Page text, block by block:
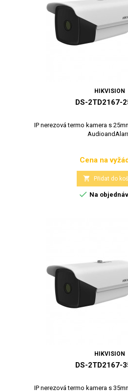
HIKVISION
DS-2TD2167-
IP nerezová termo kamera s
Cena
Cena na
 Přidat do
 Na
HIKVISION
DS-2TD2167-
IP nerezová termo kamera s